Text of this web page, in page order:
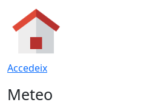
Accedeix
Meteo